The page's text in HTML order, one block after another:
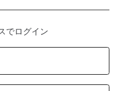
でログイン